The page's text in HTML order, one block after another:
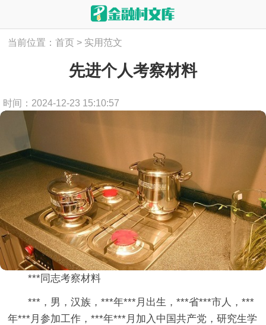
当前位置：首页 > 实用范文
先进个人考察材料
时间：2024-12-23 15:10:57
***同志考察材料
***，男，汉族，***年***月出生，***省***市人，***
年***月参加工作，***年***月加入中国共产党，研究生学